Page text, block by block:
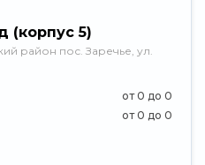
(корпус 5)
район пос. Заречье, ул.
от 0 до 0
от 0 до 0